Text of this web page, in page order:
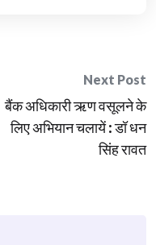
Next Post
बैंक अधिकारी ऋण वसूलने के
लिए अभियान चलायें : डॉ धन
सिंह रावत